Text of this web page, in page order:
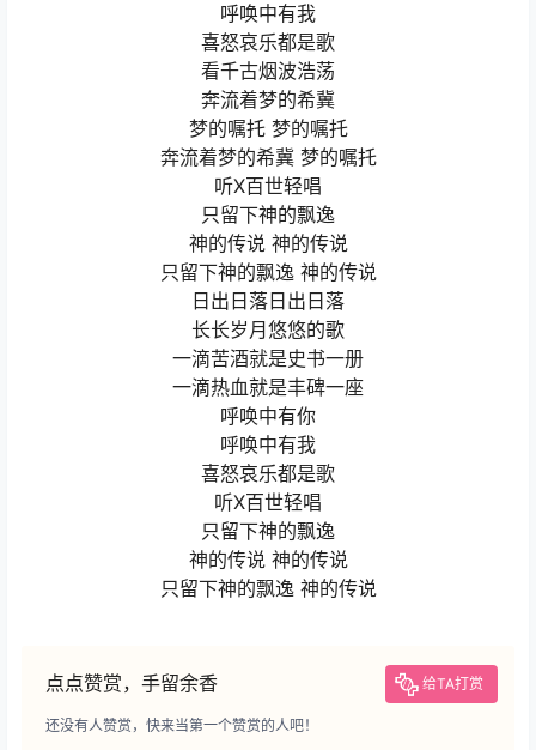
呼唤中有我
喜怒哀乐都是歌
看千古烟波浩荡
奔流着梦的希冀
梦的嘱托 梦的嘱托
奔流着梦的希冀 梦的嘱托
听X百世轻唱
只留下神的飘逸
神的传说 神的传说
只留下神的飘逸 神的传说
日出日落日出日落
长长岁月悠悠的歌
一滴苦酒就是史书一册
一滴热血就是丰碑一座
呼唤中有你
呼唤中有我
喜怒哀乐都是歌
听X百世轻唱
只留下神的飘逸
神的传说 神的传说
只留下神的飘逸 神的传说
点点赞赏，手留余香 给TA打赏
还没有人赞赏，快来当第一个赞赏的人吧！